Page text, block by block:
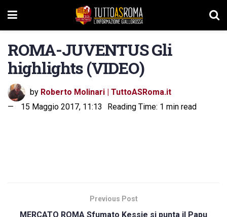
ROMA-JUVENTUS Gli
highlights (VIDEO)
by Roberto Molinari | TuttoASRoma.it
15 Maggio 2017, 11:13
Reading Time: 1 min read
Previous Post
MERCATO ROMA Sfumato Kessie si punta il Papu